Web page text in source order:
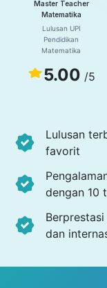
Master Teacher
Matematika
Lulusan UPI
Pendidikan
Matematika
5.00 /5
Lulusan
favorit
dengan 10
dan